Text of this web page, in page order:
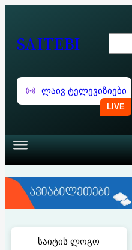
SAITEBI
e
a
r
c
ლაივ ტელევიზიები
საიტის ლოგო